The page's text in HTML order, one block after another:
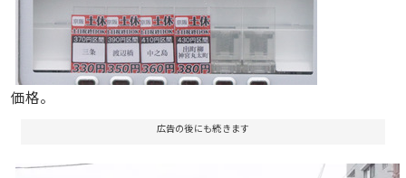
価格。
広告の後にも続きます